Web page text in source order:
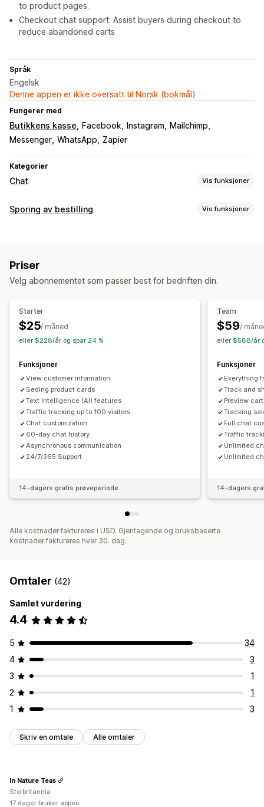
to product pages.
Checkout chat support: Assist buyers during checkout to
reduce abandoned carts
Språk
Engelsk
Denne appen er ikke oversatt til Norsk (bokmål)
Fungerer med
Butikkens kasse Facebook Instagram
Mailchimp
Messenger WhatsApp Zapier
Kategorier
Chat Vis funksjoner
Sanntidsmeldinger
Atferdssporing
Gjeninnhenting av handlekurv
Vanlige spørsmål
Hilsener
Produktanbefalinger
Se gjennom forespørsler
Spørreundersøkelser
Tilpasning
Farge og skrifttype
Emojier og klistremerker
Chatvindu
Åpningstider Velkomstmeldinger
Tagging
Chattilordning
Chatflyter
Sporing av bestilling Vis funksjoner
Priser
Velg abonnementet som passer best for bedriften din.
Starter
$25/ måned
eller $228/år og spar 24 %
Funksjoner
View customer information
Seding product cards
Text Intelligence (AI) features
Traffic tracking up to 100 visitors
Chat customization
60-day chat history
Asynchronous communication
24/7/365 Support
14-dagers gratis prøveperiode
Team
$59/
eller $588/år
Funksjoner
Everything
Track and
Preview
Tracking
Full chat
Traffic
Unlimited
Unlimited
14-dagers
Alle kostnader faktureres i USD. Gjentagende og bruksbaserte
kostnader faktureres hver 30. dag.
Omtaler (42)
Samlet vurdering
4.4
5
34
4
3
3
1
2
1
1
3
Skriv en omtale Alle omtaler
In Nature Teas
Storbritannia
17 dager bruker appen